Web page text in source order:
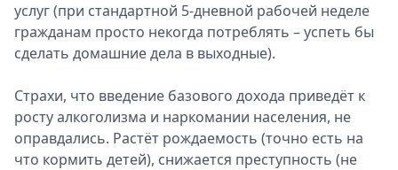
услуг (при стандартной 5-дневной рабочей неделе
гражданам просто некогда потреблять – успеть бы
сделать домашние дела в выходные).
Страхи, что введение базового дохода приведёт к
росту алкоголизма и наркомании населения, не
оправдались. Растёт рождаемость (точно есть на
что кормить детей), снижается преступность (не